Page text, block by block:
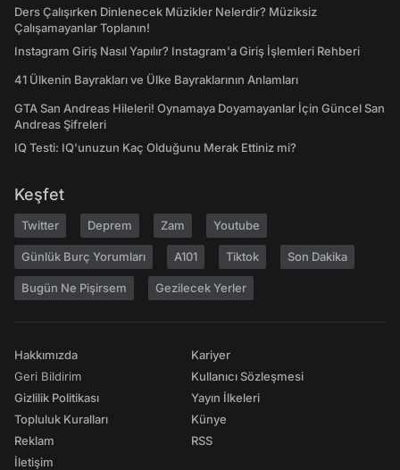
Ders Çalışırken Dinlenecek Müzikler Nelerdir? Müziksiz
Çalışamayanlar Toplanın!
Instagram Giriş Nasıl Yapılır? Instagram'a Giriş İşlemleri Rehberi
41 Ülkenin Bayrakları ve Ülke Bayraklarının Anlamları
GTA San Andreas Hileleri! Oynamaya Doyamayanlar İçin Güncel San
Andreas Şifreleri
IQ Testi: IQ'unuzun Kaç Olduğunu Merak Ettiniz mi?
Keşfet
Twitter Deprem Zam Youtube
Günlük Burç Yorumları A101 Tiktok Son Dakika
Bugün Ne Pişirsem Gezilecek Yerler
Hakkımızda
Geri Bildirim
Gizlilik Politikası
Topluluk Kuralları
Reklam
İletişim
Kariyer
Kullanıcı Sözleşmesi
Yayın İlkeleri
Künye
RSS